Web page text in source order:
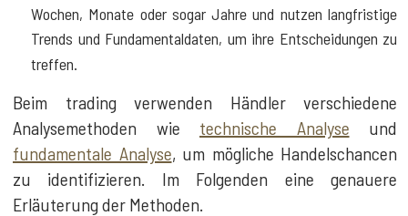
Wochen, Monate oder sogar Jahre und nutzen langfristige
Trends und Fundamentaldaten, um ihre Entscheidungen zu
treffen.
Beim trading verwenden Händler verschiedene
Analysemethoden wie technische Analyse und
fundamentale Analyse, um mögliche Handelschancen
zu identifizieren. Im Folgenden eine genauere
Erläuterung der Methoden.